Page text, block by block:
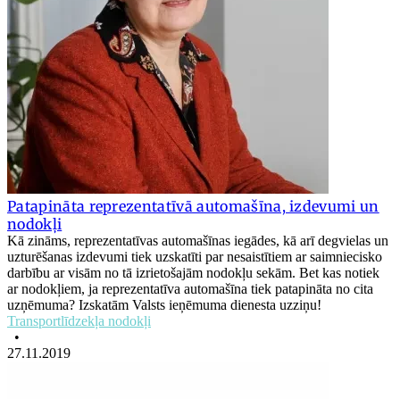
Patapināta reprezentatīvā automašīna, izdevumi un
nodokļi
Kā zināms, reprezentatīvas automašīnas iegādes, kā arī degvielas un
uzturēšanas izdevumi tiek uzskatīti par nesaistītiem ar saimniecisko
darbību ar visām no tā izrietošajām nodokļu sekām. Bet kas notiek
ar nodokļiem, ja reprezentatīva automašīna tiek patapināta no cita
uzņēmuma? Izskatām Valsts ieņēmuma dienesta uzziņu!
Transportlīdzekļa nodokļi
•
27.11.2019